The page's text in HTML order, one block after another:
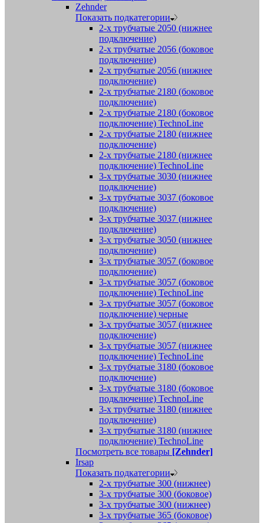
Zehnder
Показать подкатегории
2-х трубчатые 2050 (нижнее
подключение)
2-х трубчатые 2056 (боковое
подключение)
2-х трубчатые 2056 (нижнее
подключение)
2-х трубчатые 2180 (боковое
подключение)
2-х трубчатые 2180 (боковое
подключение) TechnoLine
2-х трубчатые 2180 (нижнее
подключение)
2-х трубчатые 2180 (нижнее
подключение) TechnoLine
3-х трубчатые 3030 (нижнее
подключение)
3-х трубчатые 3037 (боковое
подключение)
3-х трубчатые 3037 (нижнее
подключение)
3-х трубчатые 3050 (нижнее
подключение)
3-х трубчатые 3057 (боковое
подключение)
3-х трубчатые 3057 (боковое
подключение) TechnoLine
3-х трубчатые 3057 (боковое
подключение) черные
3-х трубчатые 3057 (нижнее
подключение)
3-х трубчатые 3057 (нижнее
подключение) TechnoLine
3-х трубчатые 3180 (боковое
подключение)
3-х трубчатые 3180 (боковое
подключение) TechnoLine
3-х трубчатые 3180 (нижнее
подключение)
3-х трубчатые 3180 (нижнее
подключение) TechnoLine
Посмотреть все товары [Zehnder]
Irsap
Показать подкатегории
2-х трубчатые 300 (нижнее)
3-х трубчатые 300 (боковое)
3-х трубчатые 300 (нижнее)
3-х трубчатые 365 (боковое)